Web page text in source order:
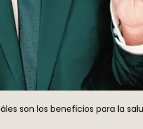
son los beneficios para la